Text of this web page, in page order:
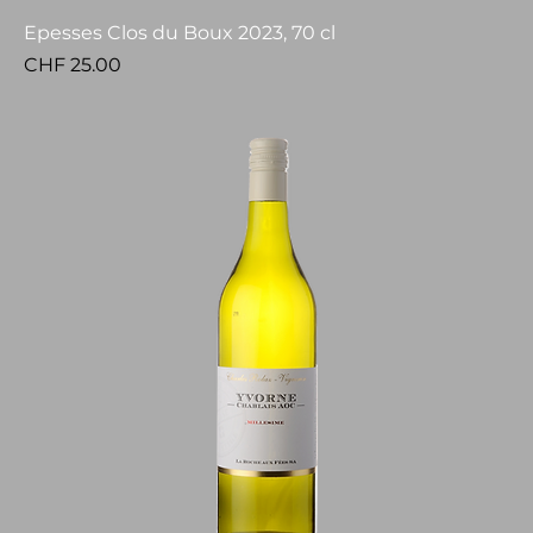
Epesses Clos du Boux 2023, 70 cl
Price
CHF 25.00